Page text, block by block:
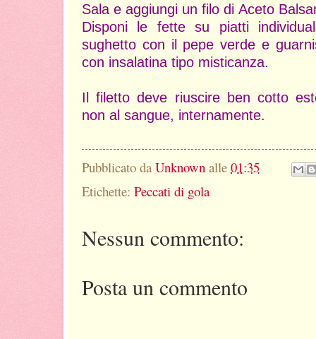
Sala e aggiungi un filo di Aceto
Disponi le fette su piatti
sughetto con il pepe verde e
con insalatina tipo misticanza.
Il filetto deve riuscire ben cotto
non al sangue, internamente.
Pubblicato da Unknown alle 01:35
Etichette: Peccati di gola
Nessun commento:
Posta un commento